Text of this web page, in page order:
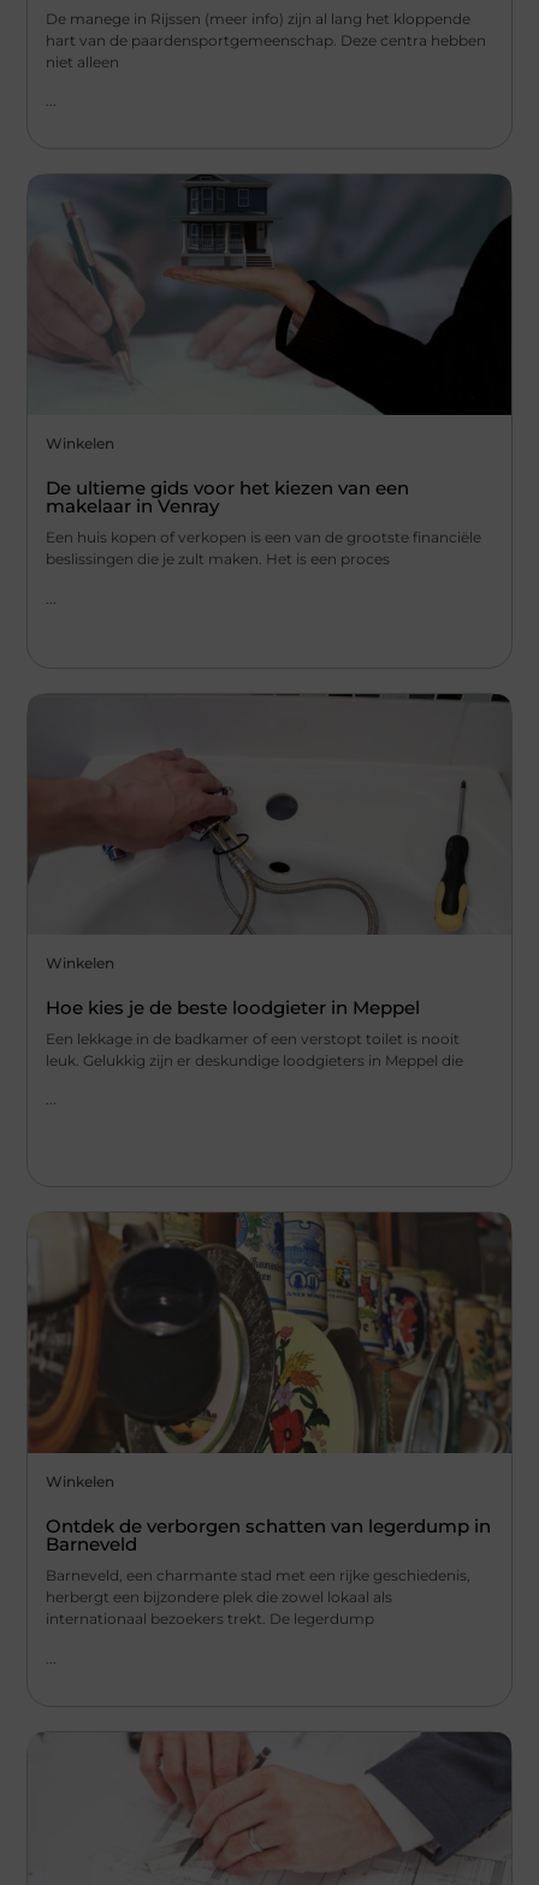
De manege in Rijssen (meer info) zijn al lang het kloppende
hart van de paardensportgemeenschap. Deze centra hebben
niet alleen
...
Winkelen
De ultieme gids voor het kiezen van een
makelaar in Venray
Een huis kopen of verkopen is een van de grootste financiële
beslissingen die je zult maken. Het is een proces
Winkelen
Hoe kies je de beste loodgieter in Meppel
Een lekkage in de badkamer of een verstopt toilet is nooit
leuk. Gelukkig zijn er deskundige loodgieters in Meppel die
...
Winkelen
Ontdek de verborgen schatten van legerdump in
Barneveld
Barneveld, een charmante stad met een rijke geschiedenis,
herbergt een bijzondere plek die zowel lokaal als
internationaal bezoekers trekt. De legerdump